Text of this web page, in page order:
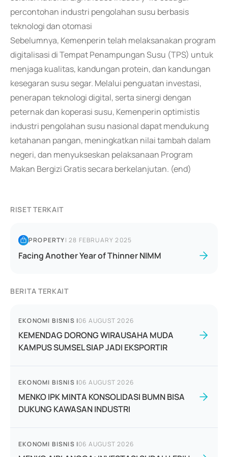
percontohan industri pengolahan susu berbasis
teknologi dan otomasi
Sebelumnya, Kemenperin telah melaksanakan program
digitalisasi di Tempat Penampungan Susu (TPS) untuk
menjaga kualitas, kandungan protein, dan kandungan
kesegaran susu segar. Melalui penguatan investasi,
penerapan teknologi digital, serta sinergi dengan
peternak dan koperasi susu, Kemenperin optimistis
industri pengolahan susu nasional dapat mendukung
ketahanan pangan, meningkatkan nilai tambah dalam
negeri, dan menyukseskan pelaksanaan Program
Makan Bergizi Gratis secara berkelanjutan. (end)
RISET TERKAIT
PROPERTY|28 FEBRUARY 2025
Facing Another Year of Thinner NIMM
BERITA TERKAIT
EKONOMI BISNIS |06 AUGUST 2026
KEMENDAG DORONG WIRAUSAHA MUDA
KAMPUS SUMSEL SIAP JADI EKSPORTIR
EKONOMI BISNIS |06 AUGUST 2026
MENKO IPK MINTA KONSOLIDASI BUMN BISA
DUKUNG KAWASAN INDUSTRI
EKONOMI BISNIS |06 AUGUST 2026